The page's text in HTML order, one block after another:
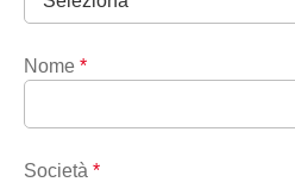
Nome *
Società *